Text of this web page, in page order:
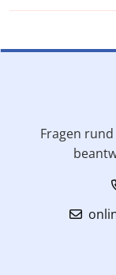
Fragen